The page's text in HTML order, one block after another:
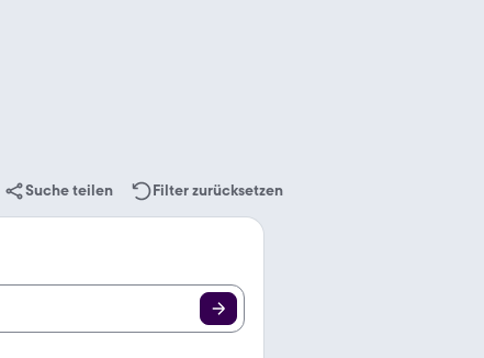
Suche teilen Filter zurücksetzen